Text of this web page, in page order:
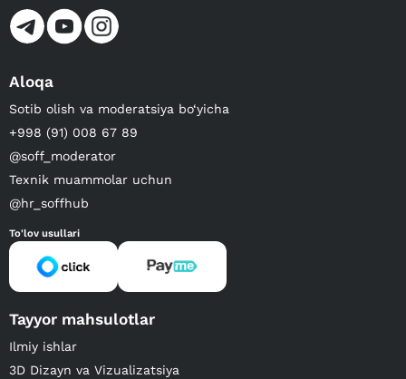
Aloqa
Sotib olish va moderatsiya bo‘yicha
+998 (91) 008 67 89
@soff_moderator
Texnik muammolar uchun
@hr_soffhub
To'lov usullari
Tayyor mahsulotlar
Ilmiy ishlar
3D Dizayn va Vizualizatsiya